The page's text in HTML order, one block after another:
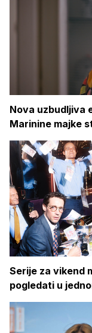
Nova uzbudljiva
Marinine majke
Serije za vikend
pogledati u